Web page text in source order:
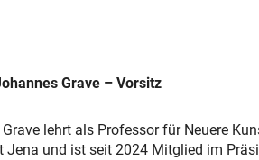
Grave – Vorsitz
lehrt als Professor für Neuere
Jena und ist seit 2024 Mitglied im